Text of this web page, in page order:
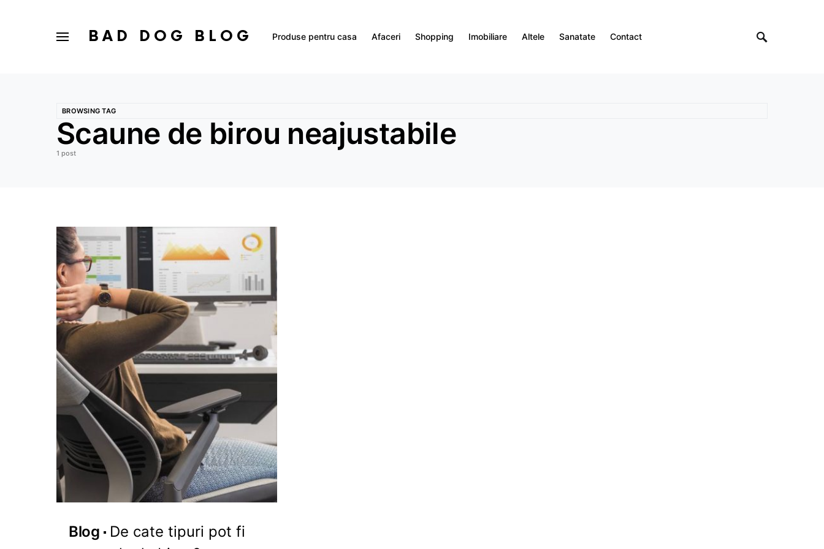
BAD DOG BLOG Produse pentru casa Afaceri Shopping Imobiliare Altele Sanatate Contact
BROWSING TAG
Scaune de birou neajustabile
1 post
Blog
De cate tipuri pot fi